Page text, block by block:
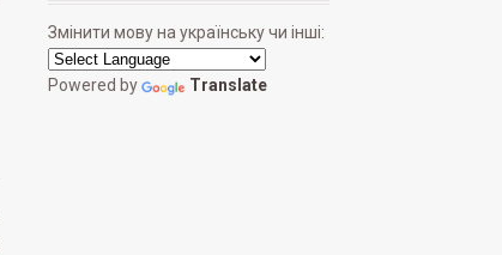
Змінити мову на українську чи інші:
Powered by Translate